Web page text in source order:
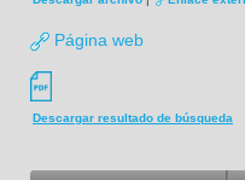
Página web
Descargar resultado de búsqueda